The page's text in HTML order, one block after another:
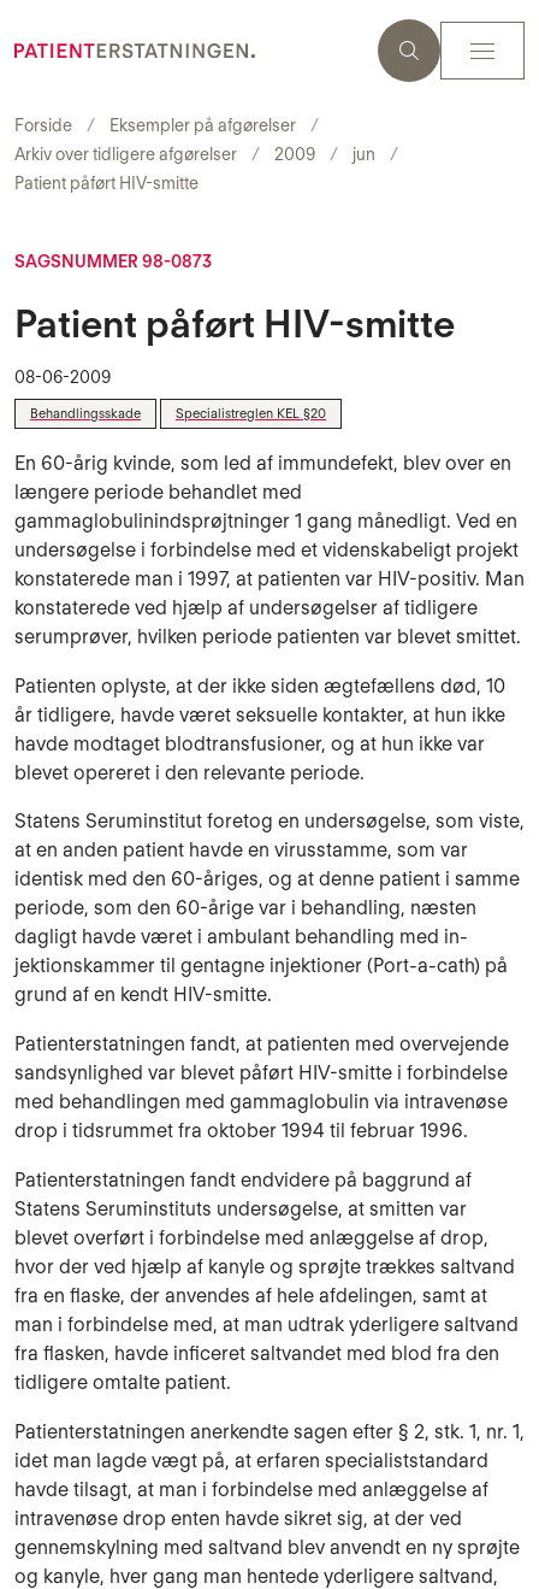
Forside
Eksempler på afgørelser
Arkiv over tidligere afgørelser
2009
jun
Patient påført HIV-smitte
SAGSNUMMER 98-0873
Patient påført HIV-smitte
08-06-2009
Behandlingsskade Specialistreglen KEL §20
En 60-årig kvinde, som led af immundefekt, blev over en
længere periode behand­let med
gammaglobulinindsprøjtninger 1 gang månedligt. Ved en
undersøgelse i forbindelse med et videnskabeligt projekt
konstaterede man i 1997, at patienten var HIV-positiv. Man
konstaterede ved hjælp af under­søgelser af tidligere
serum­prøver, hvilken periode patienten var blevet smittet.
Patienten oplyste, at der ikke siden ægtefællens død, 10
år tidligere, havde været seksuelle kontakter, at hun ikke
havde modtaget blodtransfusioner, og at hun ikke var
ble­vet opereret i den relevante periode.
Statens Seruminstitut foretog en undersøgelse, som viste,
at en anden patient havde en vi­rus­stamme, som var
identisk med den 60-åriges, og at denne patient i samme
periode, som den 60-årige var i behandling, næsten
dagligt havde været i ambulant behandling med in­
jektions­kammer til gentagne injektioner (Port-a-cath) på
grund af en kendt HIV-smitte.
Patienterstatningen fandt, at patienten med overvejende
sandsynlighed var blevet påført HIV-smitte i forbindelse
med behandlingen med gammaglobulin via intrave­nøse
drop i tids­rummet fra oktober 1994 til februar 1996.
Patienterstatningen fandt endvidere på baggrund af
Statens Seruminstituts under­søgelse, at smitten var
blevet overført i forbindelse med anlæggelse af drop,
hvor der ved hjælp af ka­nyle og sprøjte trækkes saltvand
fra en flaske, der anvendes af hele afdelingen, samt at
man i for­bindelse med, at man udtrak yderligere saltvand
fra flasken, havde inficeret salt­vandet med blod fra den
tidligere omtalte patient.
Patienterstatningen anerkendte sagen efter § 2, stk. 1, nr. 1,
idet man lagde vægt på, at erfaren specialiststandard
havde tilsagt, at man i forbindelse med anlæggelse af
intravenøse drop en­ten havde sikret sig, at der ved
gennemskylning med saltvand blev anvendt en ny sprøjte
og kanyle, hver gang man hentede yderligere saltvand,